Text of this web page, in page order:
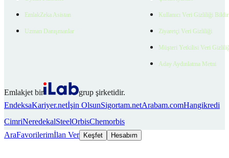
EmlakZeka Asistan
Uzman Danışmanlar
Kullanıcı Veri Gizliliği
Ziyaretçi Veri Gizliliği
Müşteri Yetkilisi Veri
Aday Aydınlatma Metni
Emlakjet bir
grup şirketidir.
EndeksaKariyer.netİşin OlsunSigortam.netArabam.comHangikredi
CimriNeredekalSteelOrbisChemorbis
AraFavorilerimİlan Ver Keşfet Hesabım